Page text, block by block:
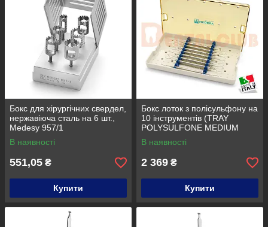
Бокс для хірургічних свердел,
нержавіюча сталь на 6 шт.,
Medesy 957/1
В наявності
551,05 ₴
Купити
Бокс лоток з полісульфону на
10 інструментів (TRAY
POLYSULFONE MEDIUM
957/6-Medesy)
В наявності
2 369 ₴
Купити